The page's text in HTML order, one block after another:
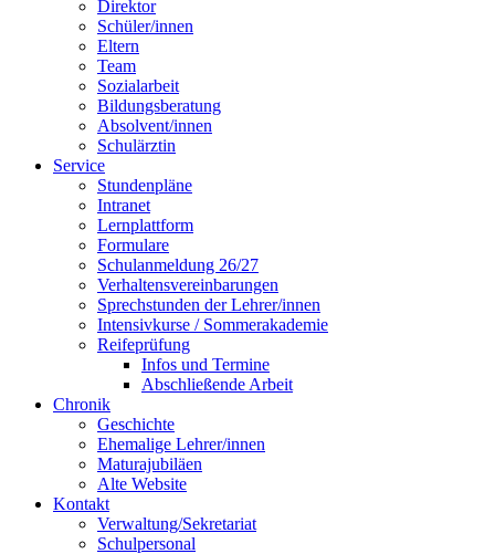
Direktor
Schüler/innen
Eltern
Team
Sozialarbeit
Bildungsberatung
Absolvent/innen
Schulärztin
Service
Stundenpläne
Intranet
Lernplattform
Formulare
Schulanmeldung 26/27
Verhaltensvereinbarungen
Sprechstunden der Lehrer/innen
Intensivkurse / Sommerakademie
Reifeprüfung
Infos und Termine
Abschließende Arbeit
Chronik
Geschichte
Ehemalige Lehrer/innen
Maturajubiläen
Alte Website
Kontakt
Verwaltung/Sekretariat
Schulpersonal